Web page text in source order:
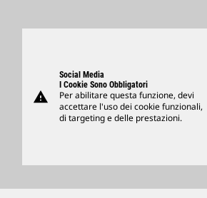
Support
Merchandising
Trova Un Dealer
warning
Social Media
I Cookie Sono Obbligatori
Per abilitare questa funzione, devi
accettare l'uso dei cookie funzionali,
di targeting e delle prestazioni.